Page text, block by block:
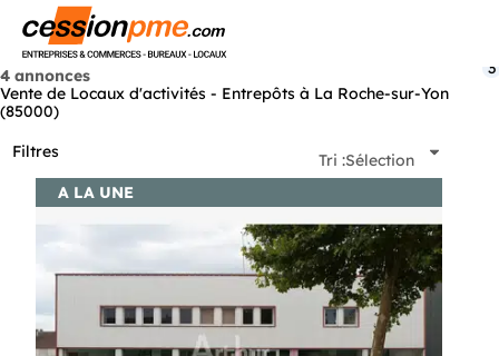
4 annonces
Vente de Locaux d'activités - Entrepôts à La Roche-sur-Yon
(85000)
Filtres
3
Tri :Sélection
A LA UNE